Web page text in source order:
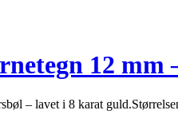
12
– lavet i 8 karat